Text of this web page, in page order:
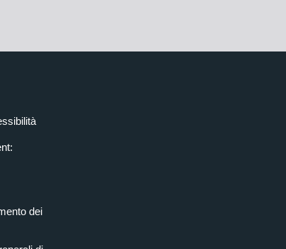
dei